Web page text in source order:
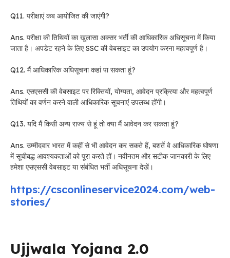
Q11. परीक्षाएं कब आयोजित की जाएंगी?
Ans. परीक्षा की तिथियों का खुलासा अक्सर भर्ती की आधिकारिक अधिसूचना में किया
जाता है। अपडेट रहने के लिए SSC की वेबसाइट का उपयोग करना महत्वपूर्ण है।
Q12. मैं आधिकारिक अधिसूचना कहां पा सकता हूं?
Ans. एसएससी की वेबसाइट पर रिक्तियों, योग्यता, आवेदन प्रक्रिया और महत्वपूर्ण
तिथियों का वर्णन करने वाली आधिकारिक सूचनाएं उपलब्ध होंगी।
Q13. यदि मैं किसी अन्य राज्य से हूं तो क्या मैं आवेदन कर सकता हूं?
Ans. उम्मीदवार भारत में कहीं से भी आवेदन कर सकते हैं, बशर्ते वे आधिकारिक घोषणा
में सूचीबद्ध आवश्यकताओं को पूरा करते हों। नवीनतम और सटीक जानकारी के लिए
हमेशा एसएससी वेबसाइट या संबंधित भर्ती अधिसूचना देखें।
https://csconlineservice2024.com/web-
stories/
Ujjwala Yojana 2.0